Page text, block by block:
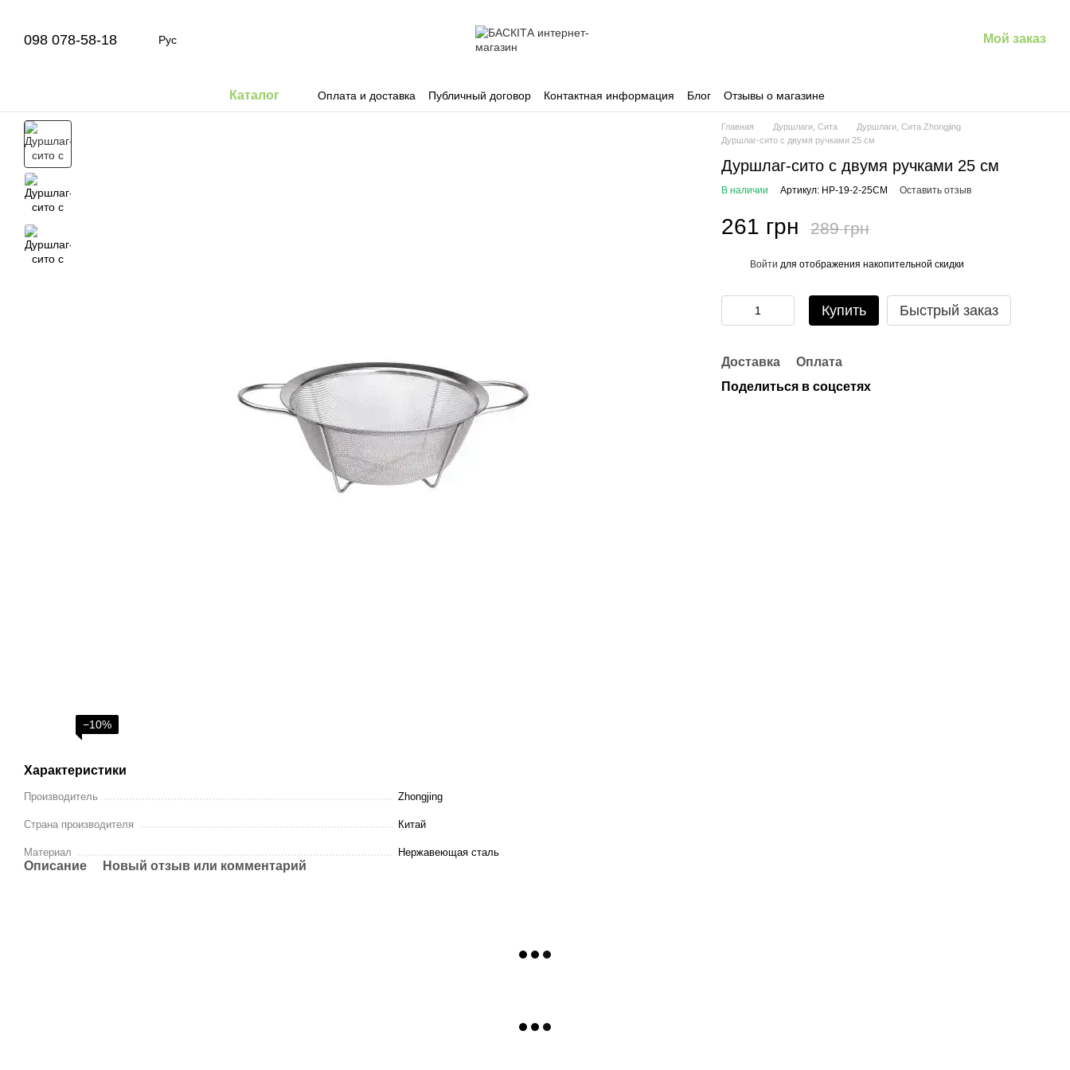
098 078-58-18 Рус Мой заказ
Каталог Оплата и доставка Публичный договор Контактная информация Блог Отзывы о магазине
−10%
Характеристики
Производитель Zhongjing
Страна производителя Китай
Материал Нержавеющая сталь
Описание Новый отзыв или комментарий
Главная Дуршлаги, Сита
Дуршлаги, Сита Zhongjing
Дуршлаг-сито с двумя ручками 25 см
Дуршлаг-сито с двумя ручками 25 см
В наличии Артикул: HP-19-2-25CM Оставить отзыв
261 грн 289 грн
Войти для отображения накопительной скидки
Купить Быстрый заказ
Доставка
Оплата
Поделиться в соцсетях